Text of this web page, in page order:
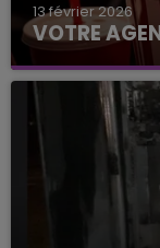
13 février 2026
VOTRE